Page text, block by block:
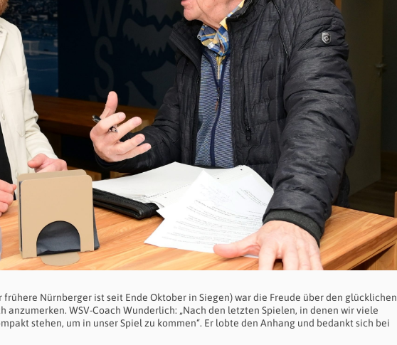
frühere Nürnberger ist seit Ende Oktober in Siegen) war die Freude über den glücklichen
WSV-Coach Wunderlich: „Nach den letzten Spielen, in denen wir viele
stehen, um in unser Spiel zu kommen“. Er lobte den Anhang und bedankt sich bei